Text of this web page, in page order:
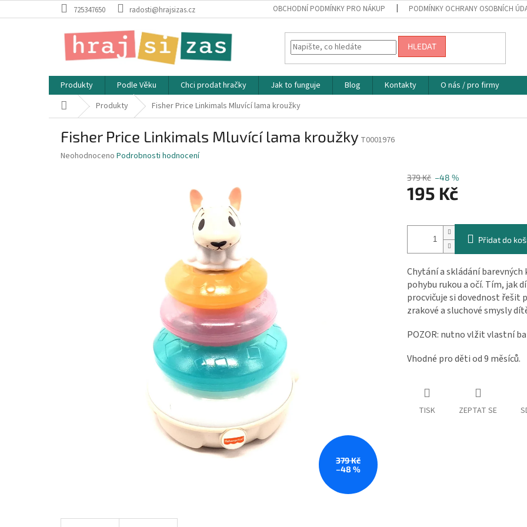
na
725347650 radosti@hrajsizas.cz OBCHODNÍ PODMÍNKY PRO NÁKUP PODMÍNKY OCHRANY OSOBNÍCH
HLEDAT
Produkty Podle Věku Chci prodat hračky Jak to funguje Blog Kontakty
O nás / pro firmy
Domů Produkty Fisher Price Linkimals Mluvící lama kroužky
Fisher Price Linkimals Mluvící lama kroužky T0001976
Průměrné
Neohodnoceno Podrobnosti hodnocení
379 Kč
–48 %
379 Kč –48 %
195 Kč
cena:
Přidat do
Chytání a skládání
pohybu rukou a očí. Tím, jak
procvičuje si dovednost řešit
zrakové a sluchové smysly
POZOR: nutno vlžit vlastní
Vhodné pro děti od 9 měsíců.
TISK ZEPTAT SE